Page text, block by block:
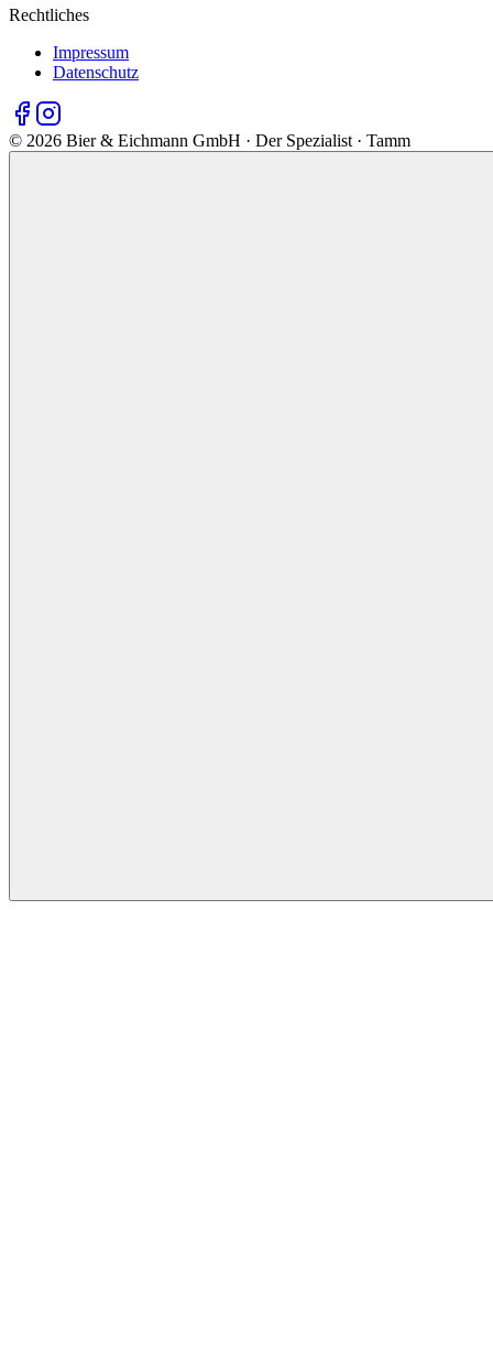
Rechtliches
Impressum
Datenschutz
© 2026 Bier & Eichmann GmbH · Der Spezialist · Tamm